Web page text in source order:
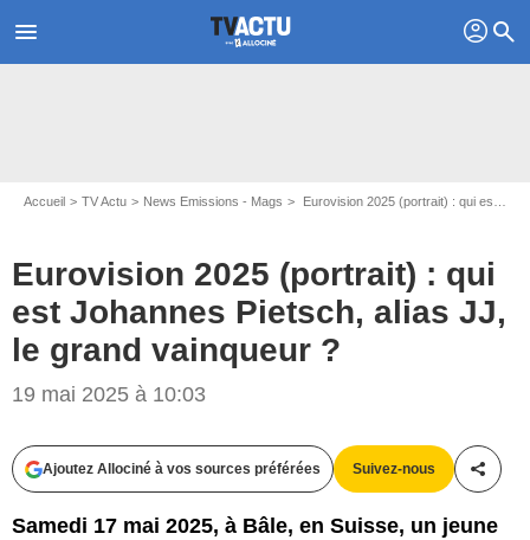
menu profil search
Accueil TV Actu News Emissions - Mags Eurovision 2025 (portrait) : qui est Johannes Pietsch, alias JJ, le grand vainqueur ?
Eurovision 2025 (portrait) : qui
est Johannes Pietsch, alias JJ,
le grand vainqueur ?
19 mai 2025 à 10:03
Ajoutez Allociné à vos sources préférées Suivez-nous
Samedi 17 mai 2025, à Bâle, en Suisse, un jeune